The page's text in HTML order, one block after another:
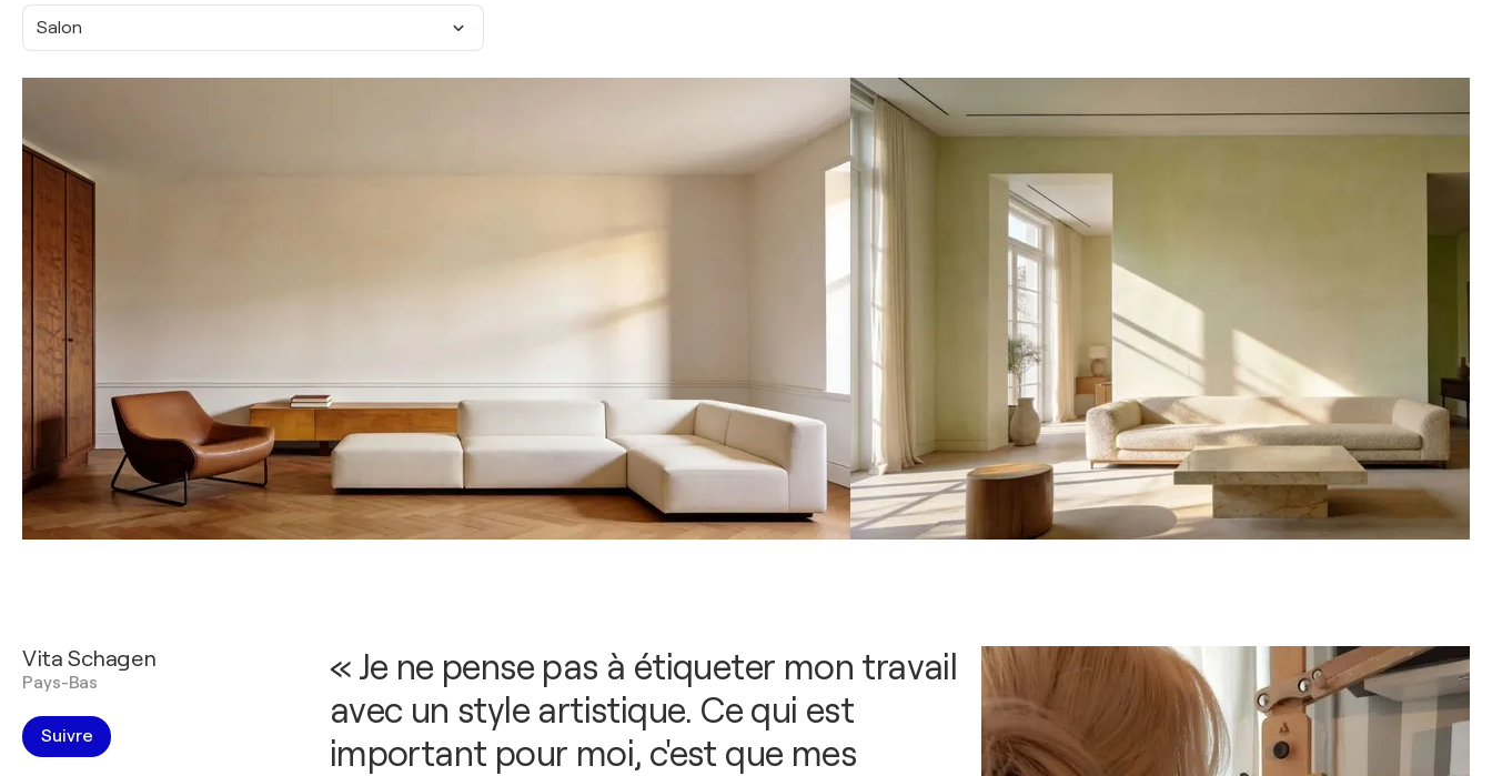
Salon
Vita Schagen
Pays-Bas
Suivre
« Je ne pense pas à étiqueter mon travail
avec un style artistique. Ce qui est
important pour moi, c'est que mes